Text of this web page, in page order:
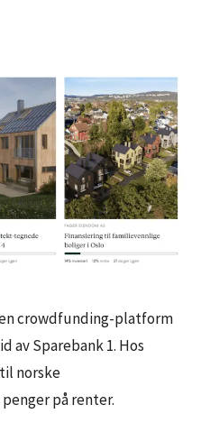
crowdfunding-platform
av Sparebank 1. Hos
norske
på renter.